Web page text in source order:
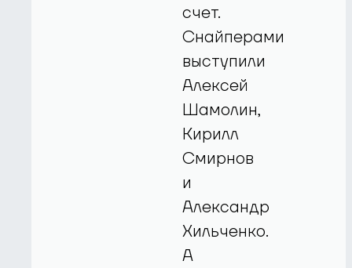
счет.
Снайперами
выступили
Алексей
Шамолин,
Кирилл
Смирнов
и
Александр
Хильченко.
А